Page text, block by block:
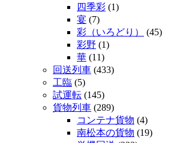
四季彩 (1)
宴 (7)
彩（いろどり）
(45)
彩野 (1)
華 (11)
回送列車 (433)
工臨 (5)
試運転 (145)
貨物列車 (289)
コンテナ貨物 (4)
南松本の貨物 (19)